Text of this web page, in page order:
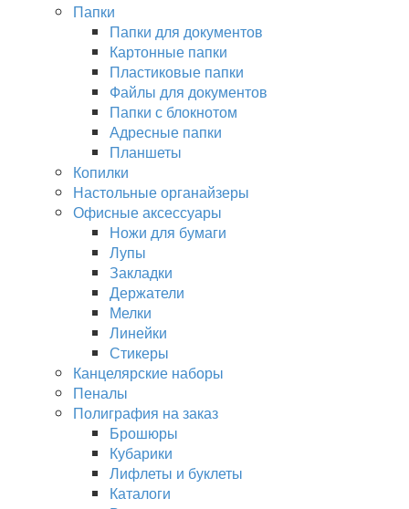
Папки
Папки для документов
Картонные папки
Пластиковые папки
Файлы для документов
Папки с блокнотом
Адресные папки
Планшеты
Копилки
Настольные органайзеры
Офисные аксессуары
Ножи для бумаги
Лупы
Закладки
Держатели
Мелки
Линейки
Стикеры
Канцелярские наборы
Пеналы
Полиграфия на заказ
Брошюры
Кубарики
Лифлеты и буклеты
Каталоги